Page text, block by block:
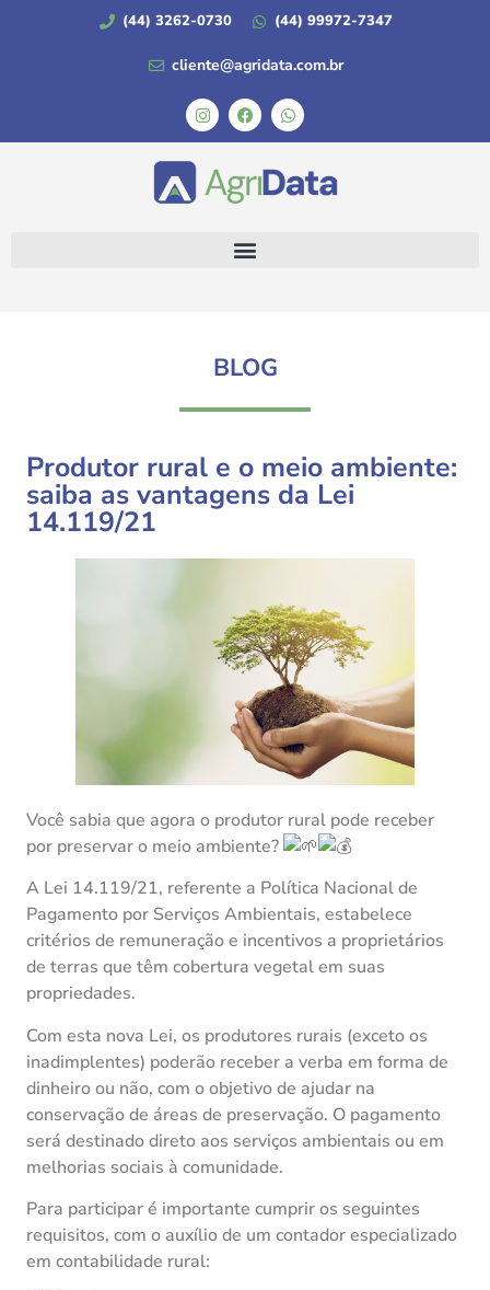
(44) 3262-0730 (44) 99972-7347
cliente@agridata.com.br
BLOG
Produtor rural e o meio ambiente:
saiba as vantagens da Lei
14.119/21
Você sabia que agora o produtor rural pode receber
por preservar o meio ambiente?
A Lei 14.119/21, referente a Política Nacional de
Pagamento por Serviços Ambientais, estabelece
critérios de remuneração e incentivos a proprietários
de terras que têm cobertura vegetal em suas
propriedades.
Com esta nova Lei, os produtores rurais (exceto os
inadimplentes) poderão receber a verba em forma de
dinheiro ou não, com o objetivo de ajudar na
conservação de áreas de preservação. O pagamento
será destinado direto aos serviços ambientais ou em
melhorias sociais à comunidade.
Para participar é importante cumprir os seguintes
requisitos, com o auxílio de um contador especializado
em contabilidade rural: